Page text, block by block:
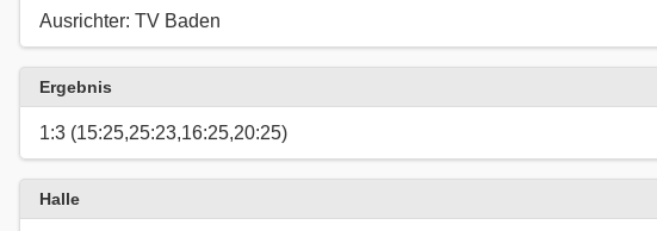
Ausrichter: TV Baden
Ergebnis
1:3 (15:25,25:23,16:25,20:25)
Halle